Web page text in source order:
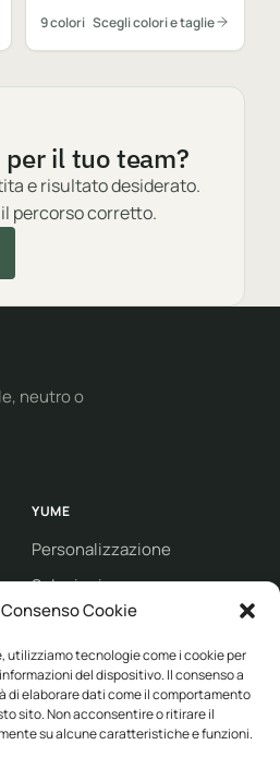
Cookie
utilizziamo tecnologie come i cookie per
del dispositivo. Il consenso a
di elaborare dati come il comportamento
sito. Non acconsentire o ritirare il
su alcune caratteristiche e funzioni.
9 colori Scegli colori e taglie
il tuo team?
e risultato desiderato.
percorso corretto.
neutro o
YUME
Personalizzazione
Soluzioni
Supporto
Condizioni di vendita